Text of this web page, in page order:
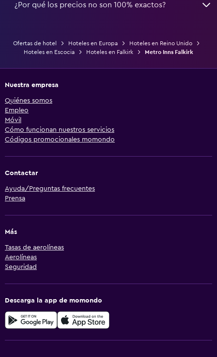
¿Por qué los precios no son 100% exactos?
Ofertas de hotel Hoteles en Europa
Hoteles en Reino Unido
Hoteles en Escocia
Hoteles en Falkirk Metro Inns Falkirk
Nuestra empresa
Quiénes somos
Empleo
Móvil
Cómo funcionan nuestros servicios
Códigos promocionales momondo
Contactar
Ayuda/Preguntas frecuentes
Prensa
Más
Tasas de aerolíneas
Aerolíneas
Seguridad
Descarga la app de momondo